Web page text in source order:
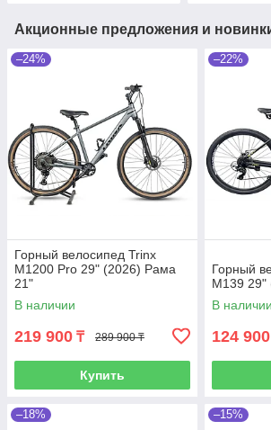
Акционные предложения и
–24%
Горный велосипед Trinx
M1200 Pro 29" (2026) Рама
21"
В наличии
219 900 ₸ 289 900 ₸
Купить
–22%
Горный
M139 29"
В наличии
124 900
–18% –15%